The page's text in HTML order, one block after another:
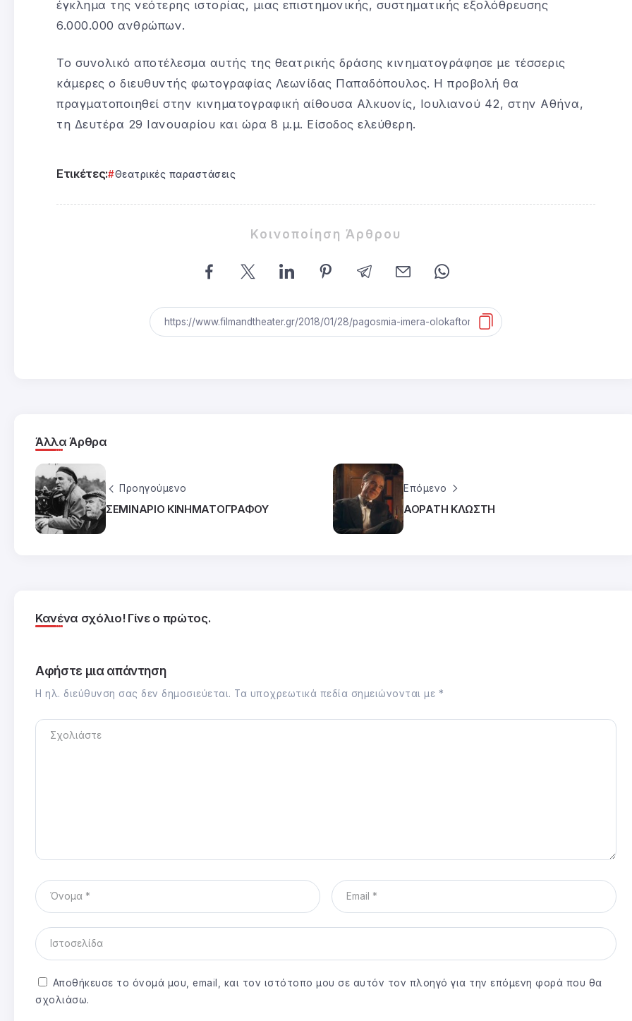
έγκλημα της νεότερης ιστορίας, μιας επιστημονικής, συστηματικής εξολόθρευσης
6.000.000 ανθρώπων.
Το συνολικό αποτέλεσμα αυτής της θεατρικής δράσης κινηματογράφησε με τέσσερις
κάμερες ο διευθυντής φωτογραφίας Λεωνίδας Παπαδόπουλος. Η προβολή θα
πραγματοποιηθεί στην κινηματογραφική αίθουσα Αλκυονίς, Ιουλιανού 42, στην Αθήνα,
τη Δευτέρα 29 Ιανουαρίου και ώρα 8 μ.μ. Είσοδος ελεύθερη.
Ετικέτες: Θεατρικές παραστάσεις
Κοινοποίηση Άρθρου
Άλλα Άρθρα
Προηγούμενο
ΣΕΜΙΝΑΡΙΟ ΚΙΝΗΜΑΤΟΓΡΑΦΟΥ
Επόμενο
ΑΟΡΑΤΗ ΚΛΩΣΤΗ
Κανένα σχόλιο! Γίνε ο πρώτος.
Αφήστε μια απάντηση
Η ηλ. διεύθυνση σας δεν δημοσιεύεται. Τα υποχρεωτικά πεδία σημειώνονται με *
Αποθήκευσε το όνομά μου, email, και τον ιστότοπο μου σε αυτόν τον πλοηγό για την επόμενη φορά που θα
σχολιάσω.